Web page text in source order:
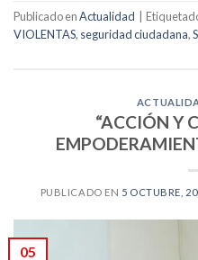
Publicado enActualidad
VIOLENTAS, seguridad ciudadana,
“ACCIÓN Y
PUBLICADO EN 5 OCTUBRE,
05